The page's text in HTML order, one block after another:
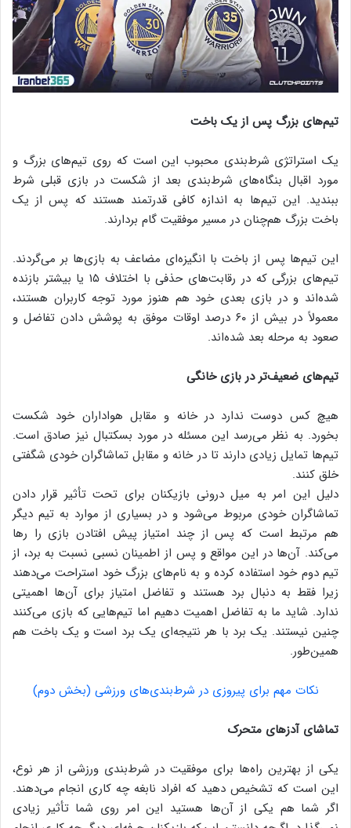
تیم‌های بزرگ پس از یک باخت
یک استراتژی شرط‌بندی محبوب این است که روی تیم‌های بزرگ و
مورد اقبال بنگاه‌های شرط‌بندی بعد از شکست در بازی قبلی شرط
ببندید. این تیم‌ها به اندازه کافی قدرتمند هستند که پس از یک
باخت بزرگ هم‌چنان در مسیر موفقیت گام بردارند.
این تیم‌ها پس از باخت با انگیزه‌ای مضاعف به بازی‌ها بر می‌گردند.
تیم‌های بزرگی که در رقابت‌های حذفی با اختلاف ۱۵ یا بیشتر بازنده
شده‌اند و در بازی بعدی خود هم هنوز مورد توجه کاربران هستند،
معمولاً در بیش از ۶۰ درصد اوقات موفق به پوشش دادن تفاضل و
صعود به مرحله بعد شده‌اند.
تیم‌های ضعیف‌تر در بازی خانگی
هیچ کس دوست ندارد در خانه و مقابل هواداران خود شکست
بخورد. به نظر می‌رسد این مسئله در مورد بسکتبال نیز صادق است.
تیم‌ها تمایل زیادی دارند تا در خانه و مقابل تماشاگران خودی شگفتی
خلق کنند.
دلیل این امر به میل درونی بازیکنان برای تحت تأثیر قرار دادن
تماشاگران خودی مربوط می‌شود و در بسیاری از موارد به تیم دیگر
هم مرتبط است که پس از چند امتیاز پیش افتادن بازی را رها
می‌کند. آن‌ها در این مواقع و پس از اطمینان نسبی نسبت به برد، از
تیم دوم خود استفاده کرده و به نام‌های بزرگ خود استراحت می‌دهند
زیرا فقط به دنبال برد هستند و تفاضل امتیاز برای آن‌ها اهمیتی
ندارد. شاید ما به تفاضل اهمیت ‌دهیم اما تیم‌هایی که بازی می‌کنند
چنین نیستند. یک برد با هر نتیجه‌ای یک برد است و یک باخت هم
همین‌طور.
نکات مهم برای پیروزی در شرط‌بندی‌های ورزشی (بخش دوم)
تماشای آدزهای متحرک
یکی از بهترین راه‌ها برای موفقیت در شرط‌بندی‌ ورزشی از هر نوع،
این است که تشخیص دهید که افراد نابغه چه کاری انجام می‌دهند.
اگر شما هم یکی از آن‌ها هستید این امر روی شما تأثیر زیادی